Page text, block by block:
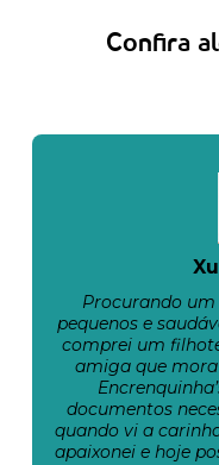
Confira
Procurando um
pequenos e
comprei um
amiga que
documentos
quando vi a
apaixonei e hoje